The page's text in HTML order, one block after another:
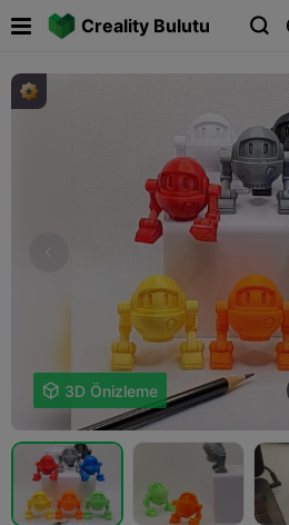
Creality Bulutu 
 3D Önizleme